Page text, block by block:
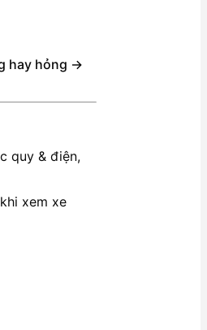
hay hỏng →
quy & điện,
xem xe